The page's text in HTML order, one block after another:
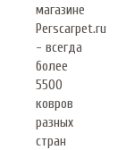
магазине
Perscarpet.ru
- всегда
более
5500
ковров
разных
стран